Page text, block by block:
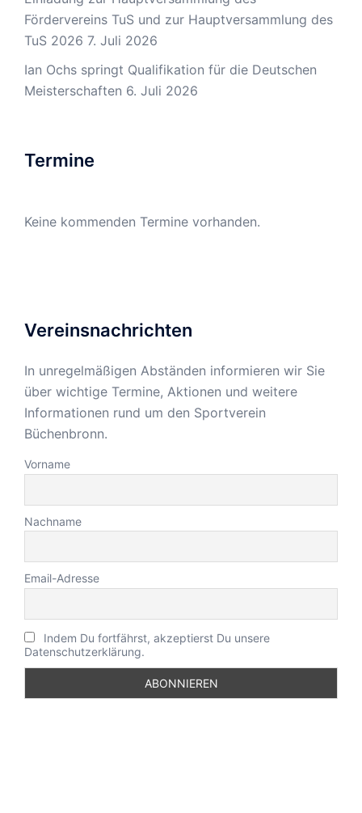
Fördervereins TuS und zur Hauptversammlung des
TuS 2026 7. Juli 2026
Ian Ochs springt Qualifikation für die Deutschen
Meisterschaften 6. Juli 2026
Termine
Keine kommenden Termine vorhanden.
Vereinsnachrichten
In unregelmäßigen Abständen informieren wir Sie
über wichtige Termine, Aktionen und weitere
Informationen rund um den Sportverein
Büchenbronn.
Vorname
Nachname
Email-Adresse
Indem Du fortfährst, akzeptierst Du unsere
Datenschutzerklärung.